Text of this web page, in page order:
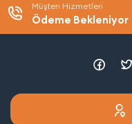
Müşteri Hizmetleri
Ödeme Bekleniyor